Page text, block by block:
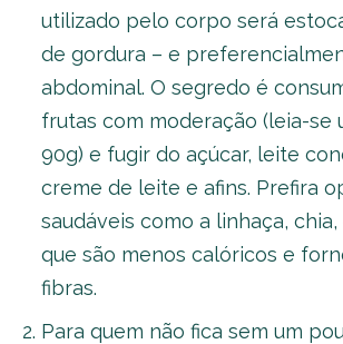
utilizado pelo corpo será
de gordura – e
abdominal. O segredo é
frutas com moderação (leia-se
90g) e fugir do açúcar, leite
creme de leite e afins. Prefira
saudáveis como a linhaça,
que são menos calóricos e
fibras.
Para quem não fica sem um